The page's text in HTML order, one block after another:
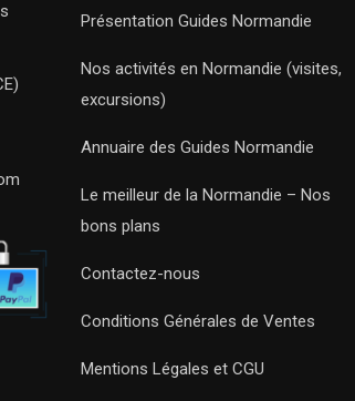
Présentation Guides Normandie
Nos activités en Normandie (visites,
excursions)
Annuaire des Guides Normandie
Le meilleur de la Normandie – Nos
bons plans
Contactez-nous
Conditions Générales de Ventes
Mentions Légales et CGU